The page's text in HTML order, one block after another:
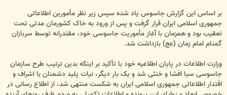
بر اساس این گزارش جاسوس یاد شده سپس زیر نظر مأمورین اطلاعاتی
جمهوری اسلامی ایران قرار گرفت و پس از ورود به خاک کشورمان مدتی تحت
تعقیب بود و همزمان با آغاز مأموریت جاسوسی خود، مقتدرانه توسط سربازان
گمنام امام زمان (عج) بازداشت شد.
وزارت اطلاعات در پایان اطلاعیه خود با تأکید بر اینکه بدین ترتیب طرح سازمان
جاسوسی سیا افشا و خنثی شد و یک بار دیگر، نیات پلید دشمنان با اشراف و
اقتدار اطلاعاتی جمهوری اسلامی ایران به شکست منتهی شد، از اطلاع رسانی در